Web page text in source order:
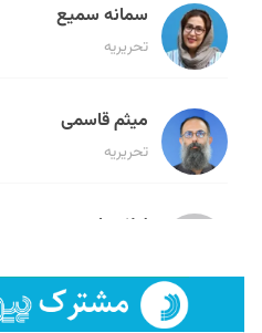
سمانه سمیع
تحریریه
میثم قاسمی
تحریریه
لیلا حنارود